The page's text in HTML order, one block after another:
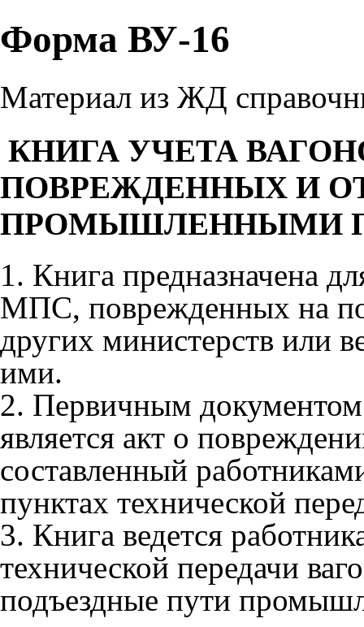
Форма ВУ-16
Материал из ЖД
КНИГА УЧЕТА
ПОВРЕЖДЕННЫХ И
ПРОМЫШЛЕННЫМИ
1. Книга предназначена
МПС, поврежденных на
других министерств или
ими.
2. Первичным документом
является акт о
составленный
пунктах технической
3. Книга ведется
технической передачи
подъездные пути